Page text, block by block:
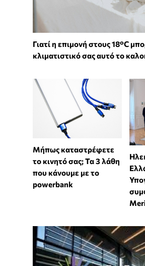
Γιατί η επιμονή στους 18°C
κλιματιστικό σας αυτό το
Μήπως καταστρέφετε
το κινητό σας; Τα 3 λάθη
που κάνουμε με το
powerbank